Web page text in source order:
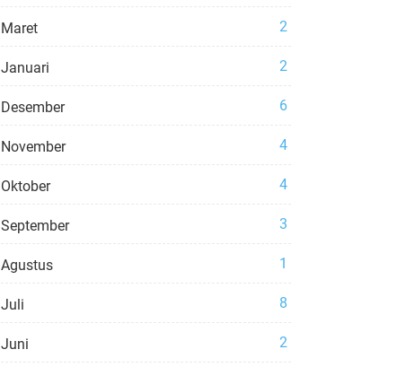
Maret 2
Januari 2
Desember 6
November 4
Oktober 4
September 3
Agustus 1
Juli 8
Juni 2